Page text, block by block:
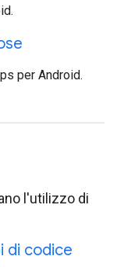
per Android.
l'utilizzo di
di codice